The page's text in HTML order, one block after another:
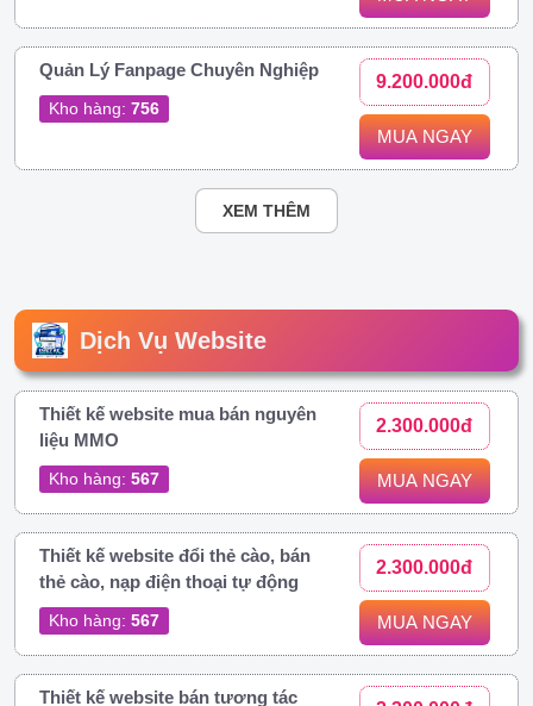
Quản Lý Fanpage Chuyên Nghiệp
Kho hàng: 756
9.200.000đ
MUA NGAY
XEM THÊM
Dịch Vụ Website
Thiết kế website mua bán nguyên
liệu MMO
Kho hàng: 567
2.300.000đ
MUA NGAY
Thiết kế website đổi thẻ cào, bán
thẻ cào, nạp điện thoại tự động
Kho hàng: 567
2.300.000đ
MUA NGAY
Thiết kế website bán tương tác